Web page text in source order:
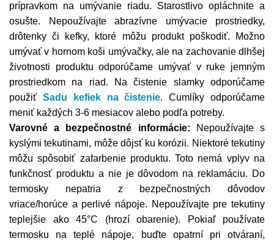
prípravkom na umývanie riadu. Starostlivo opláchnite a
osušte. Nepoužívajte abrazívne umývacie prostriedky,
drôtenky či kefky, ktoré môžu produkt poškodiť. Možno
umývať v hornom koši umývačky, ale na zachovanie dlhšej
životnosti produktu odporúčame umývať v ruke jemným
prostriedkom na riad. Na čistenie slamky odporúčame
použiť Sadu kefiek na čistenie. Cumlíky odporúčame
meniť každých 3-6 mesiacov alebo podľa potreby.
Varovné a bezpečnostné informácie:
Nepoužívajte s
kyslými tekutinami, môže dôjsť ku korózii. Niektoré tekutiny
môžu spôsobiť zafarbenie produktu. Toto nemá vplyv na
funkčnosť produktu a nie je dôvodom na reklamáciu. Do
termosky nepatria z bezpečnostných dôvodov
vriace/horúce a perlivé nápoje. Nepoužívajte pre tekutiny
teplejšie ako 45°C (hrozí obarenie). Pokiaľ používate
termosku na teplé nápoje, buďte opatrní pri otváraní,